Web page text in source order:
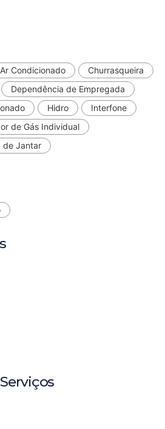
Ar Condicionado
Churrasqueira
Dependência de Empregada
Hidro
Interfone
de Gás Individual
de Jantar